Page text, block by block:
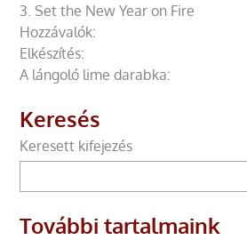
3. Set the New Year on Fire
Hozzávalók:
Elkészítés:
A lángoló lime darabka:
Keresés
Keresett kifejezés
További tartalmaink